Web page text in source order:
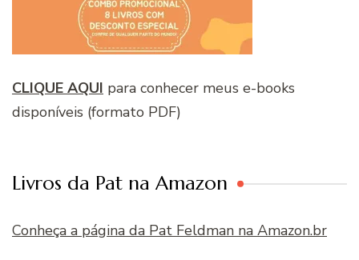
CLIQUE AQUI para conhecer meus e-books
disponíveis (formato PDF)
Livros da Pat na Amazon
Conheça a página da Pat Feldman na Amazon.br